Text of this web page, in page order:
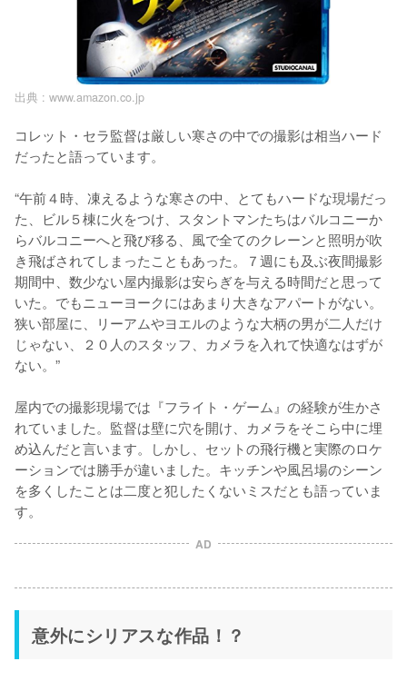
出典 : www.amazon.co.jp
コレット・セラ監督は厳しい寒さの中での撮影は相当ハード
だったと語っています。
“午前４時、凍えるような寒さの中、とてもハードな現場だっ
た、ビル５棟に火をつけ、スタントマンたちはバルコニーか
らバルコニーへと飛び移る、風で全てのクレーンと照明が吹
き飛ばされてしまったこともあった。７週にも及ぶ夜間撮影
期間中、数少ない屋内撮影は安らぎを与える時間だと思って
いた。でもニューヨークにはあまり大きなアパートがない。
狭い部屋に、リーアムやヨエルのような大柄の男が二人だけ
じゃない、２０人のスタッフ、カメラを入れて快適なはずが
ない。”
屋内での撮影現場では『フライト・ゲーム』の経験が生かさ
れていました。監督は壁に穴を開け、カメラをそこら中に埋
め込んだと言います。しかし、セットの飛行機と実際のロケ
ーションでは勝手が違いました。キッチンや風呂場のシーン
を多くしたことは二度と犯したくないミスだとも語っていま
す。
AD
意外にシリアスな作品！？